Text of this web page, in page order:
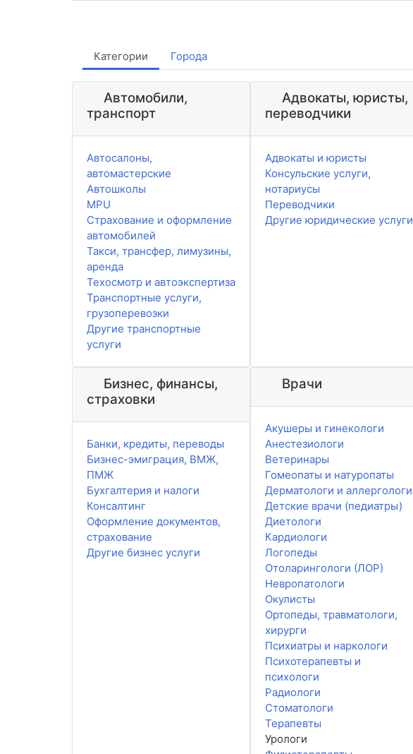
Категории Города
Автомобили,
транспорт
Автосалоны,
автомастерские
Автошколы
MPU
Страхование и оформление
автомобилей
Такси, трансфер, лимузины,
аренда
Техосмотр и автоэкспертиза
Транспортные услуги,
грузоперевозки
Другие транспортные
услуги
Адвокаты, юристы,
переводчики
Адвокаты и юристы
Консульские услуги,
нотариусы
Переводчики
Другие юридические услуги
Бизнес, финансы,
страховки
Банки, кредиты, переводы
Бизнес-эмиграция, ВМЖ,
ПМЖ
Бухгалтерия и налоги
Консалтинг
Оформление документов,
страхование
Другие бизнес услуги
Врачи
Акушеры и гинекологи
Анестезиологи
Ветеринары
Гомеопаты и натуропаты
Дерматологи и аллергологи
Детские врачи (педиатры)
Диетологи
Кардиологи
Логопеды
Отоларингологи (ЛОР)
Невропатологи
Окулисты
Ортопеды, травматологи,
хирурги
Психиатры и наркологи
Психотерапевты и
психологи
Радиологи
Стоматологи
Терапевты
Урологи